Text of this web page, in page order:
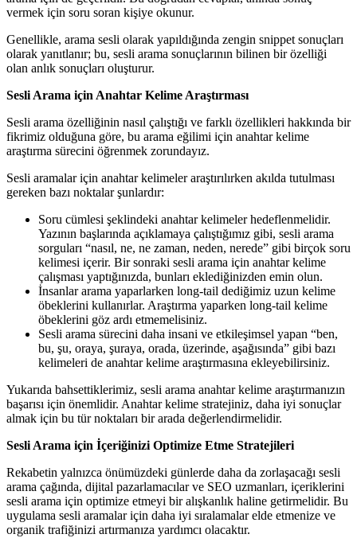
vermek için soru soran kişiye okunur.
Genellikle, arama sesli olarak yapıldığında zengin snippet sonuçları
olarak yanıtlanır; bu, sesli arama sonuçlarının bilinen bir özelliği
olan anlık sonuçları oluşturur.
Sesli Arama için Anahtar Kelime Araştırması
Sesli arama özelliğinin nasıl çalıştığı ve farklı özellikleri hakkında bir
fikrimiz olduğuna göre, bu arama eğilimi için anahtar kelime
araştırma sürecini öğrenmek zorundayız.
Sesli aramalar için anahtar kelimeler araştırılırken akılda tutulması
gereken bazı noktalar şunlardır:
Soru cümlesi şeklindeki anahtar kelimeler hedeflenmelidir.
Yazının başlarında açıklamaya çalıştığımız gibi, sesli arama
sorguları “nasıl, ne, ne zaman, neden, nerede” gibi birçok soru
kelimesi içerir. Bir sonraki sesli arama için anahtar kelime
çalışması yaptığınızda, bunları eklediğinizden emin olun.
İnsanlar arama yaparlarken long-tail dediğimiz uzun kelime
öbeklerini kullanırlar. Araştırma yaparken long-tail kelime
öbeklerini göz ardı etmemelisiniz.
Sesli arama sürecini daha insani ve etkileşimsel yapan “ben,
bu, şu, oraya, şuraya, orada, üzerinde, aşağısında” gibi bazı
kelimeleri de anahtar kelime araştırmasına ekleyebilirsiniz.
Yukarıda bahsettiklerimiz, sesli arama anahtar kelime araştırmanızın
başarısı için önemlidir. Anahtar kelime stratejiniz, daha iyi sonuçlar
almak için bu tür noktaları bir arada değerlendirmelidir.
Sesli Arama için İçeriğinizi Optimize Etme Stratejileri
Rekabetin yalnızca önümüzdeki günlerde daha da zorlaşacağı sesli
arama çağında, dijital pazarlamacılar ve SEO uzmanları, içeriklerini
sesli arama için optimize etmeyi bir alışkanlık haline getirmelidir. Bu
uygulama sesli aramalar için daha iyi sıralamalar elde etmenize ve
organik trafiğinizi artırmanıza yardımcı olacaktır.